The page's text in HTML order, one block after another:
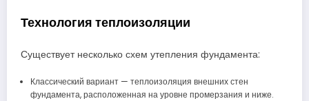
Технология теплоизоляции
Существует несколько схем утепления фундамента:
Классический вариант — теплоизоляция внешних стен
фундамента, расположенная на уровне промерзания и ниже.